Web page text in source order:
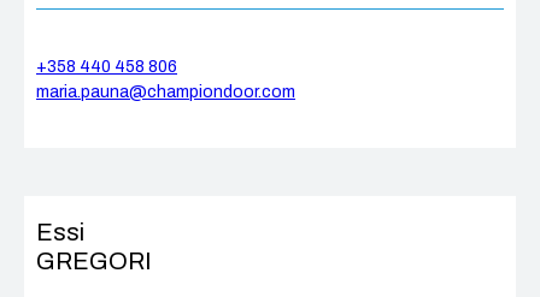
+358 440 458 806
maria.pauna@championdoor.com
Essi
GREGORI